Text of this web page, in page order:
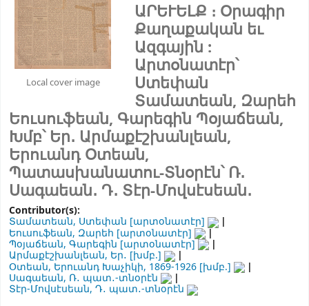
Local cover image
ԱՐԵՒԵԼՔ ։ Օրագիր
Քաղաքական եւ
Ազգային :
Արտօնատէր՝
Ստեփան
Տամատեան, Զարեհ
Եուսուֆեան, Գարեգին Պօյաճեան,
Խմբ՝ Եր․ Արմաքէշխանլեան,
Երուանդ Օտեան,
Պատասխանատու-Տնօրէն՝ Ռ․
Սագաեան․ Դ․ Տէր-Մովսէսեան․
Contributor(s):
Տամատեան, Ստեփան [արտօնատէր]
Եուսուֆեան, Զարեհ [արտօնատէր]
Պօյաճեան, Գարեգին [արտօնատէր]
Արմաքէշխանլեան, Եր․ [խմբ.]
Օտեան, Երուանդ Խաչիկի, 1869-1926 [խմբ.]
Սագաեան, Ռ․ պատ․-տնօրէն
Տէր-Մովսէսեան, Դ․ պատ․-տնօրէն